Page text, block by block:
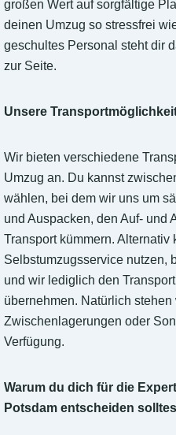
großen Wert auf sorgfältige
deinen Umzug so stressfrei
geschultes Personal steht dir
zur Seite.
Unsere
Wir bieten verschiedene
Umzug an. Du kannst
wählen, bei dem wir uns um
und Auspacken, den Auf- und
Transport kümmern. Alternativ
Selbstumzugsservice nutzen,
und wir lediglich den
übernehmen. Natürlich stehen
Zwischenlagerungen oder
Verfügung.
Warum du dich für die
Potsdam entscheiden